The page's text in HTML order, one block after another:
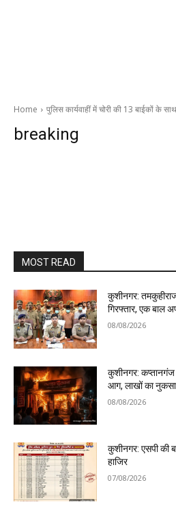
Home पुलिस कार्यवाहीं में चोरी की 13 बाईकों के
breaking
MOST READ
कुशीनगर:
गिरफ्तार, एक बाल
08/08/2026
कुशीनगर: कप्तानगंज
आग, लाखों का
08/08/2026
कुशीनगर: एसपी की
हाजिर
07/08/2026